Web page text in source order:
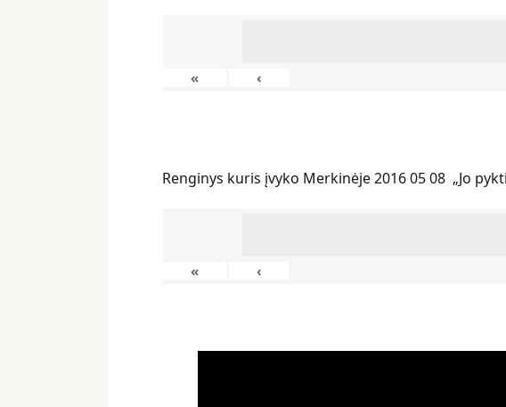
« ‹
Renginys kuris įvyko Merkinėje 2016 05 08 „Jo
« ‹